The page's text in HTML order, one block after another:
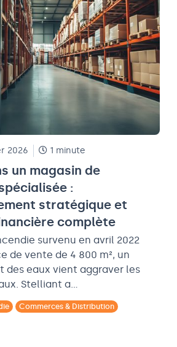
2026 1 minute
un magasin de
:
stratégique et
complète
survenu en avril 2022
de vente de 4 800 m², un
des eaux vient aggraver les
Stelliant a…
Commerces & Distribution